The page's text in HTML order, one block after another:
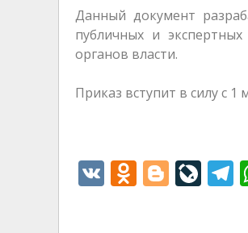
Данный документ
публичных и
органов власти.
Приказ вступит в силу с 1
V
K
O
d
Bl
o
Li
v
T